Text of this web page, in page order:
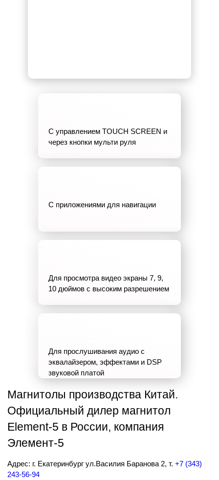
С управлением TOUCH SCREEN и
через кнопки мульти руля
С приложениями для навигации
Для просмотра видео экраны 7, 9,
10 дюймов с высоким разрешением
Для прослушивания аудио с
эквалайзером, эффектами и DSP
звуковой платой
Магнитолы производства Китай.
Официальный дилер магнитол
Element-5 в России, компания
Элемент-5
Адрес: г. Екатеринбург ул.Василия Баранова 2, т. +7 (343)
243-56-94